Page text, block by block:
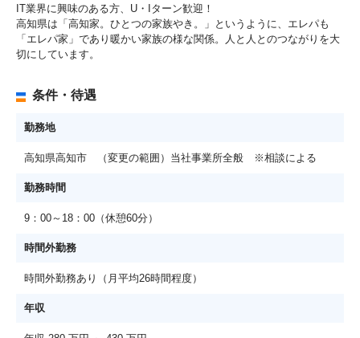
IT業界に興味のある方、U・Iターン歓迎！
高知県は「高知家。ひとつの家族やき。」というように、エレパも
「エレパ家」であり暖かい家族の様な関係。人と人とのつながりを大
切にしています。
条件・待遇
勤務地
高知県高知市 （変更の範囲）当社事業所全般 ※相談による
勤務時間
9：00～18：00（休憩60分）
時間外勤務
時間外勤務あり（月平均26時間程度）
年収